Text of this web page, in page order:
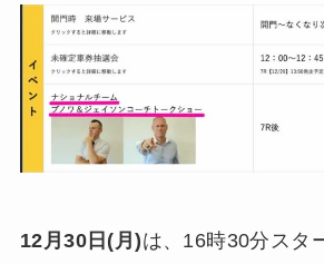
12月30日(月)は、16時30分スタ